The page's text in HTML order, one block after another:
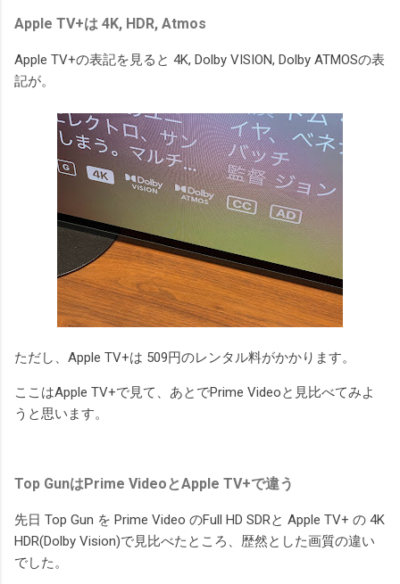
Apple TV+は 4K, HDR, Atmos
Apple TV+の表記を見ると 4K, Dolby VISION, Dolby ATMOSの表
記が。
ただし、Apple TV+は 509円のレンタル料がかかります。
ここはApple TV+で見て、あとでPrime Videoと見比べてみよ
うと思います。
Top GunはPrime VideoとApple TV+で違う
先日 Top Gun を Prime Video のFull HD SDRと Apple TV+ の 4K
HDR(Dolby Vision)で見比べたところ、歴然とした画質の違い
でした。